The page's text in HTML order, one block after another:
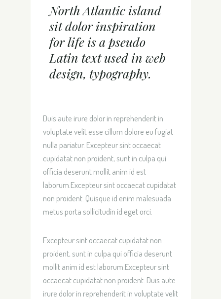
North Atlantic island
sit dolor inspiration
for life is a pseudo
Latin text used in web
design, typography.
Duis aute irure dolor in reprehenderit in
voluptate velit esse cillum dolore eu fugiat
nulla pariatur. Excepteur sint occaecat
cupidatat non proident, sunt in culpa qui
officia deserunt mollit anim id est
laborum.Excepteur sint occaecat cupidatat
non proident. Quisque id enim malesuada
metus porta sollicitudin id eget orci.
Excepteur sint occaecat cupidatat non
proident, sunt in culpa qui officia deserunt
mollit anim id est laborum.Excepteur sint
occaecat cupidatat non proident. Duis aute
irure dolor in reprehenderit in voluptate velit